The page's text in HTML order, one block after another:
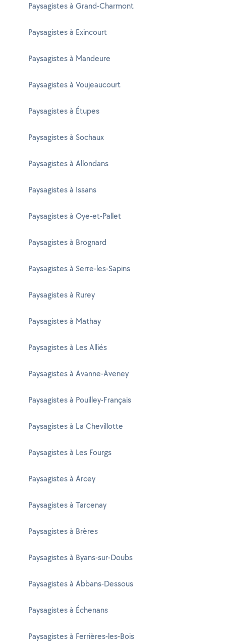
Paysagistes à Grand-Charmont
Paysagistes à Exincourt
Paysagistes à Mandeure
Paysagistes à Voujeaucourt
Paysagistes à Étupes
Paysagistes à Sochaux
Paysagistes à Allondans
Paysagistes à Issans
Paysagistes à Oye-et-Pallet
Paysagistes à Brognard
Paysagistes à Serre-les-Sapins
Paysagistes à Rurey
Paysagistes à Mathay
Paysagistes à Les Alliés
Paysagistes à Avanne-Aveney
Paysagistes à Pouilley-Français
Paysagistes à La Chevillotte
Paysagistes à Les Fourgs
Paysagistes à Arcey
Paysagistes à Tarcenay
Paysagistes à Brères
Paysagistes à Byans-sur-Doubs
Paysagistes à Abbans-Dessous
Paysagistes à Échenans
Paysagistes à Ferrières-les-Bois